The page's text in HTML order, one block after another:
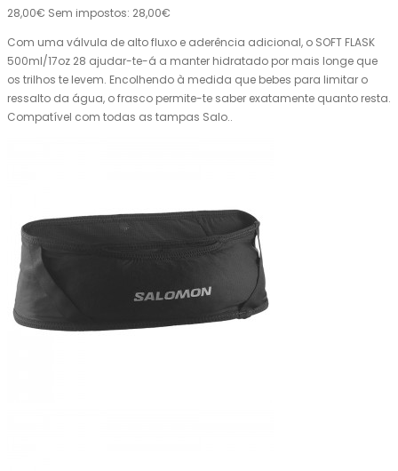
28,00€ Sem impostos: 28,00€
Com uma válvula de alto fluxo e aderência adicional, o SOFT FLASK
500ml/17oz 28 ajudar-te-á a manter hidratado por mais longe que
os trilhos te levem. Encolhendo à medida que bebes para limitar o
ressalto da água, o frasco permite-te saber exatamente quanto resta.
Compatível com todas as tampas Salo..